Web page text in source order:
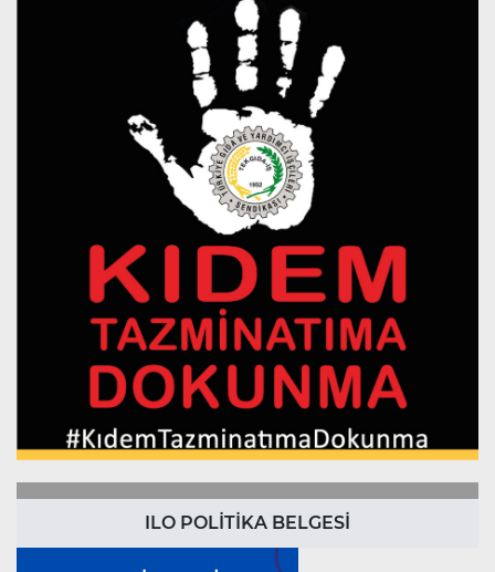
ILO POLİTİKA BELGESİ